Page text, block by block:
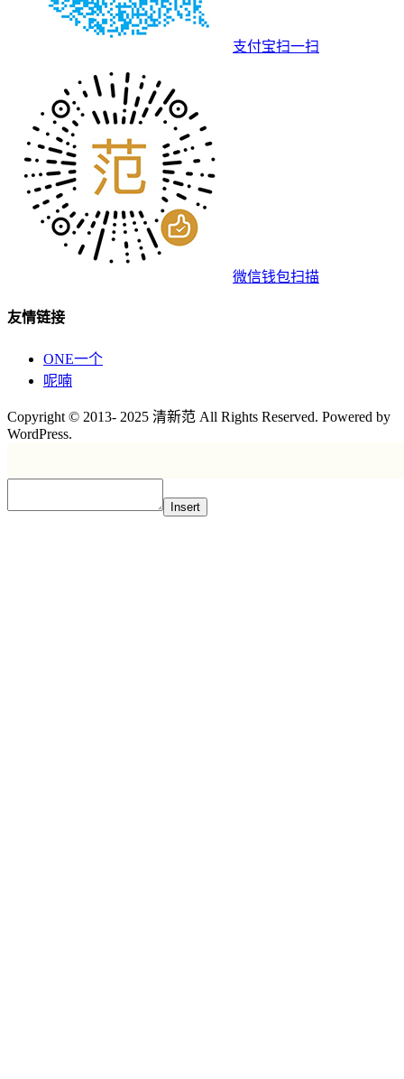
支付宝扫一扫
微信钱包扫描
友情链接
ONE一个
呢喃
Copyright © 2013- 2025 清新范 All Rights Reserved. Powered by
WordPress.
Insert